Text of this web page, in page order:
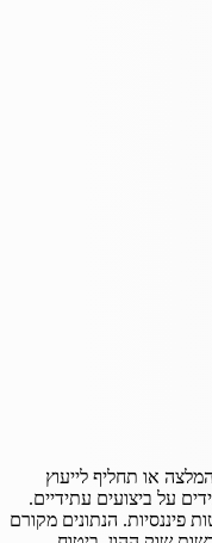
או תחליף לייעוץ
על ביצועים עתידיים.
פיננסיות. הנתונים מקורם